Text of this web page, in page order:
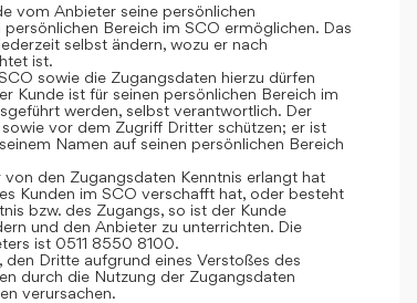
vom Anbieter seine persönlichen
Bereich im SCO ermöglichen. Das
selbst ändern, wozu er nach
ist.
sowie die Zugangsdaten hierzu dürfen
Kunde ist für seinen persönlichen Bereich im
werden, selbst verantwortlich. Der
vor dem Zugriff Dritter schützen; er ist
Namen auf seinen persönlichen Bereich
den Zugangsdaten Kenntnis erlangt hat
Kunden im SCO verschafft hat, oder besteht
bzw. des Zugangs, so ist der Kunde
und den Anbieter zu unterrichten. Die
ist 0511 8550 8100.
Dritte aufgrund eines Verstoßes des
durch die Nutzung der Zugangsdaten
verursachen.